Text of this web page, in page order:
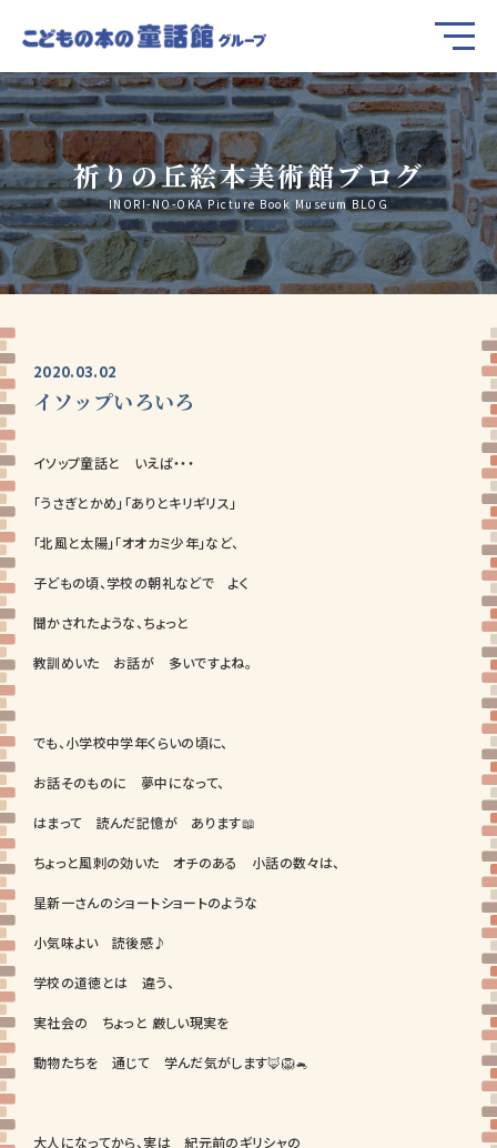
祈りの丘絵本美術館ブログ
INORI-NO-OKA Picture Book Museum BLOG
2020.03.02
イソップいろいろ
イソップ童話と いえば・・・
「うさぎとかめ」「ありとキリギリス」
「北風と太陽」「オオカミ少年」など、
子どもの頃、学校の朝礼などで よく
聞かされたような、ちょっと
教訓めいた お話が 多いですよね。
でも、小学校中学年くらいの頃に、
お話そのものに 夢中になって、
はまって 読んだ記憶が あります📖
ちょっと風刺の効いた オチのある 小話の数々は、
星新一さんのショートショートのような
小気味よい 読後感♪
学校の道徳とは 違う、
実社会の ちょっと 厳しい現実を
動物たちを 通じて 学んだ気がします🦊🦁🐁
大人になってから、実は 紀元前のギリシャの